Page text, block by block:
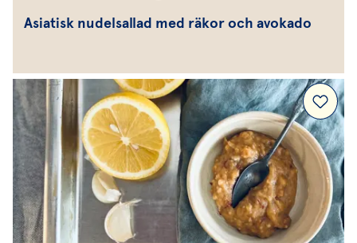
Asiatisk nudelsallad med räkor och avokado